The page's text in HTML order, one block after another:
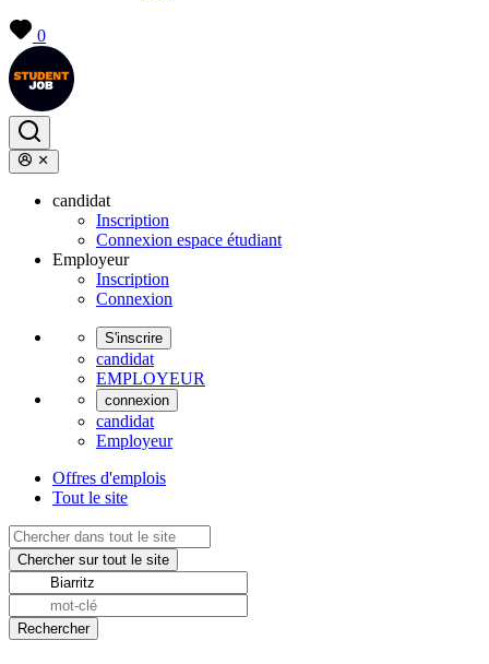
0
candidat
Inscription
Connexion espace étudiant
Employeur
Inscription
Connexion
S'inscrire
candidat
EMPLOYEUR
connexion
candidat
Employeur
Offres d'emplois
Tout le site